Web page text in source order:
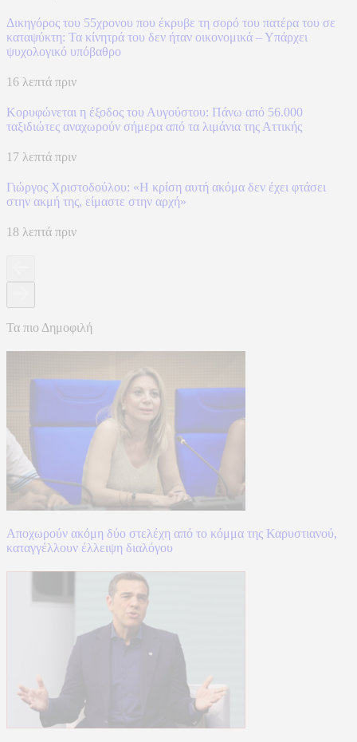
Δικηγόρος του 55χρονου που έκρυβε τη σορό του πατέρα του σε
καταψύκτη: Τα κίνητρά του δεν ήταν οικονομικά – Υπάρχει
ψυχολογικό υπόβαθρο
16 λεπτά πριν
Κορυφώνεται η έξοδος του Αυγούστου: Πάνω από 56.000
ταξιδιώτες αναχωρούν σήμερα από τα λιμάνια της Αττικής
17 λεπτά πριν
Γιώργος Χριστοδούλου: «Η κρίση αυτή ακόμα δεν έχει φτάσει
στην ακμή της, είμαστε στην αρχή»
18 λεπτά πριν
Τα πιο Δημοφιλή
Αποχωρούν ακόμη δύο στελέχη από το κόμμα της Καρυστιανού,
καταγγέλλουν έλλειψη διαλόγου